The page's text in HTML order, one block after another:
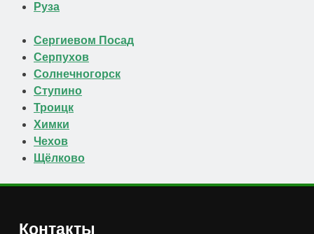
Руза
Сергиевом Посад
Серпухов
Солнечногорск
Ступино
Троицк
Химки
Чехов
Щёлково
Контакты